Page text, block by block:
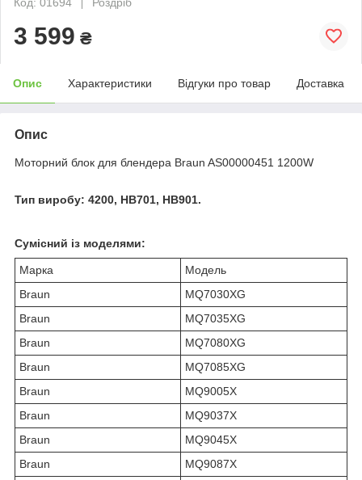
3 599 ₴
Опис Характеристики Відгуки про товар Доставка
Опис
Моторний блок для блендера Braun AS00000451 1200W
Тип виробу: 4200, HB701, HB901.
Сумісний із моделями:
Марка
Модель
Braun
MQ7030XG
Braun
MQ7035XG
Braun
MQ7080XG
Braun
MQ7085XG
Braun
MQ9005X
Braun
MQ9037X
Braun
MQ9045X
Braun
MQ9087X